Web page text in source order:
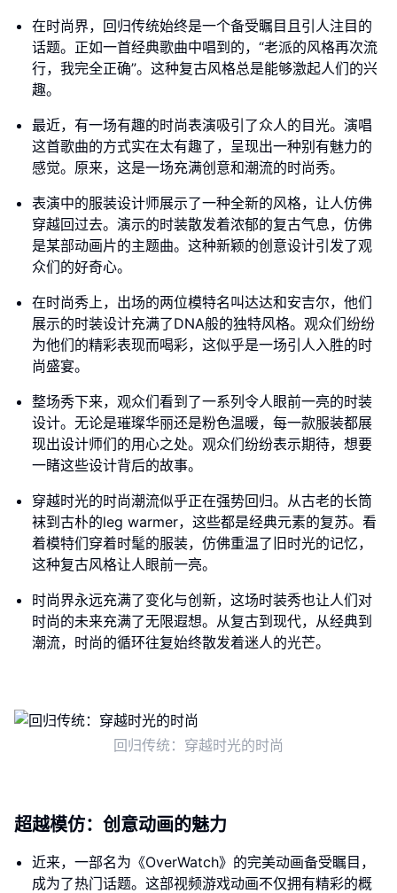
在时尚界，回归传统始终是一个备受瞩目且引人注目的
话题。正如一首经典歌曲中唱到的，“老派的风格再次流
行，我完全正确”。这种复古风格总是能够激起人们的兴
趣。
最近，有一场有趣的时尚表演吸引了众人的目光。演唱
这首歌曲的方式实在太有趣了，呈现出一种别有魅力的
感觉。原来，这是一场充满创意和潮流的时尚秀。
表演中的服装设计师展示了一种全新的风格，让人仿佛
穿越回过去。演示的时装散发着浓郁的复古气息，仿佛
是某部动画片的主题曲。这种新颖的创意设计引发了观
众们的好奇心。
在时尚秀上，出场的两位模特名叫达达和安吉尔，他们
展示的时装设计充满了DNA般的独特风格。观众们纷纷
为他们的精彩表现而喝彩，这似乎是一场引人入胜的时
尚盛宴。
整场秀下来，观众们看到了一系列令人眼前一亮的时装
设计。无论是璀璨华丽还是粉色温暖，每一款服装都展
现出设计师们的用心之处。观众们纷纷表示期待，想要
一睹这些设计背后的故事。
穿越时光的时尚潮流似乎正在强势回归。从古老的长筒
袜到古朴的leg warmer，这些都是经典元素的复苏。看
着模特们穿着时髦的服装，仿佛重温了旧时光的记忆，
这种复古风格让人眼前一亮。
时尚界永远充满了变化与创新，这场时装秀也让人们对
时尚的未来充满了无限遐想。从复古到现代，从经典到
潮流，时尚的循环往复始终散发着迷人的光芒。
回归传统：穿越时光的时尚
超越模仿：创意动画的魅力
近来，一部名为《OverWatch》的完美动画备受瞩目，
成为了热门话题。这部视频游戏动画不仅拥有精彩的概